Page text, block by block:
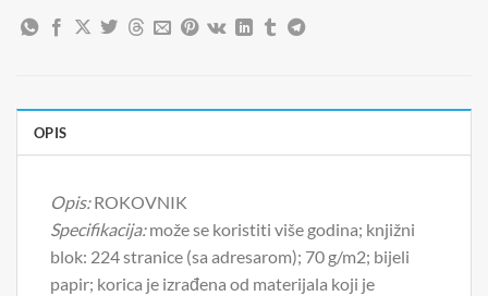
OPIS
Opis:ROKOVNIK
Specifikacija:može se koristiti više godina; knjižni
blok: 224 stranice (sa adresarom); 70 g/m2; bijeli
papir; korica je izrađena od materijala koji je